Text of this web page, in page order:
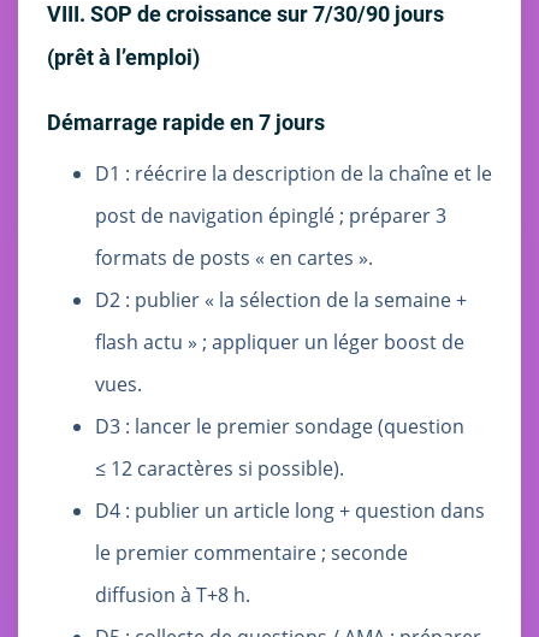
VIII. SOP de croissance sur 7/30/90 jours
(prêt à l’emploi)
Démarrage rapide en 7 jours
D1 : réécrire la description de la chaîne et le
post de navigation épinglé ; préparer 3
formats de posts « en cartes ».
D2 : publier « la sélection de la semaine +
flash actu » ; appliquer un léger boost de
vues.
D3 : lancer le premier sondage (question
≤ 12 caractères si possible).
D4 : publier un article long + question dans
le premier commentaire ; seconde
diffusion à T+8 h.